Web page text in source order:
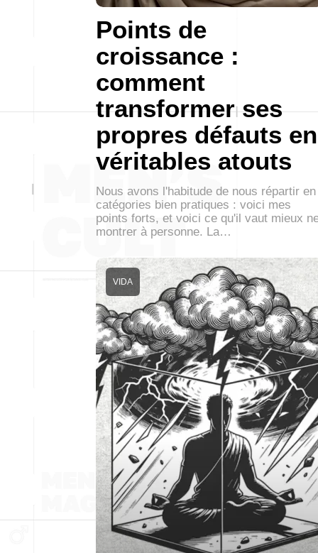
Points de
croissance :
comment
transformer ses
propres défauts en
véritables atouts
Nous avons l'habitude de nous répartir en
catégories bien pratiques : voici mes
points forts, et voici ce qu'il vaut mieux
montrer à personne. La…
VIDA